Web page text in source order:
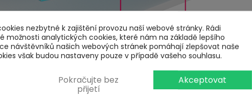
nezbytné k zajištění provozu naší webové stránky. Rádi
možnosti analytických cookies, které nám na základě lepšího
návštěvníků našich webových stránek pomáhají zlepšovat naše
však budou nastaveny pouze v případě vašeho souhlasu.
Akceptovat
Pokračujte bez
přijetí